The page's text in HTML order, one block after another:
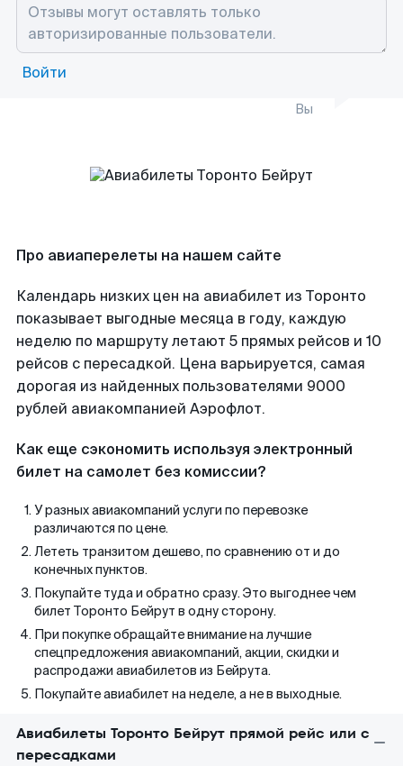
Войти
Вы
Про авиаперелеты на нашем сайте
Календарь низких цен на авиабилет из Торонто
показывает выгодные месяца в году, каждую
неделю по маршруту летают 5 прямых рейсов и 10
рейсов с пересадкой. Цена варьируется, самая
дорогая из найденных пользователями 9000
рублей авиакомпанией Аэрофлот.
Как еще сэкономить используя электронный
билет на самолет без комиссии?
У разных авиакомпаний услуги по перевозке
различаются по цене.
Лететь транзитом дешево, по сравнению от и до
конечных пунктов.
Покупайте туда и обратно сразу. Это выгоднее чем
билет Торонто Бейрут в одну сторону.
При покупке обращайте внимание на лучшие
спецпредложения авиакомпаний, акции, скидки и
распродажи авиабилетов из Бейрута.
Покупайте авиабилет на неделе, а не в выходные.
Авиабилеты Торонто Бейрут прямой рейс или с
пересадками